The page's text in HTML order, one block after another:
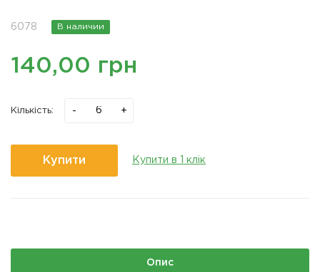
6078 В наличии
140,00 грн
Кількість: - +
Купити Купити в 1 клік
Опис